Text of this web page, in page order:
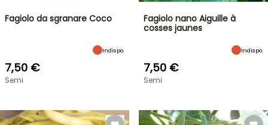
Fagiolo da sgranare Coco
Indispo.
7,50 €
Semi
Fagiolo nano Aiguille à
cosses jaunes
Indispo.
7,50 €
Semi